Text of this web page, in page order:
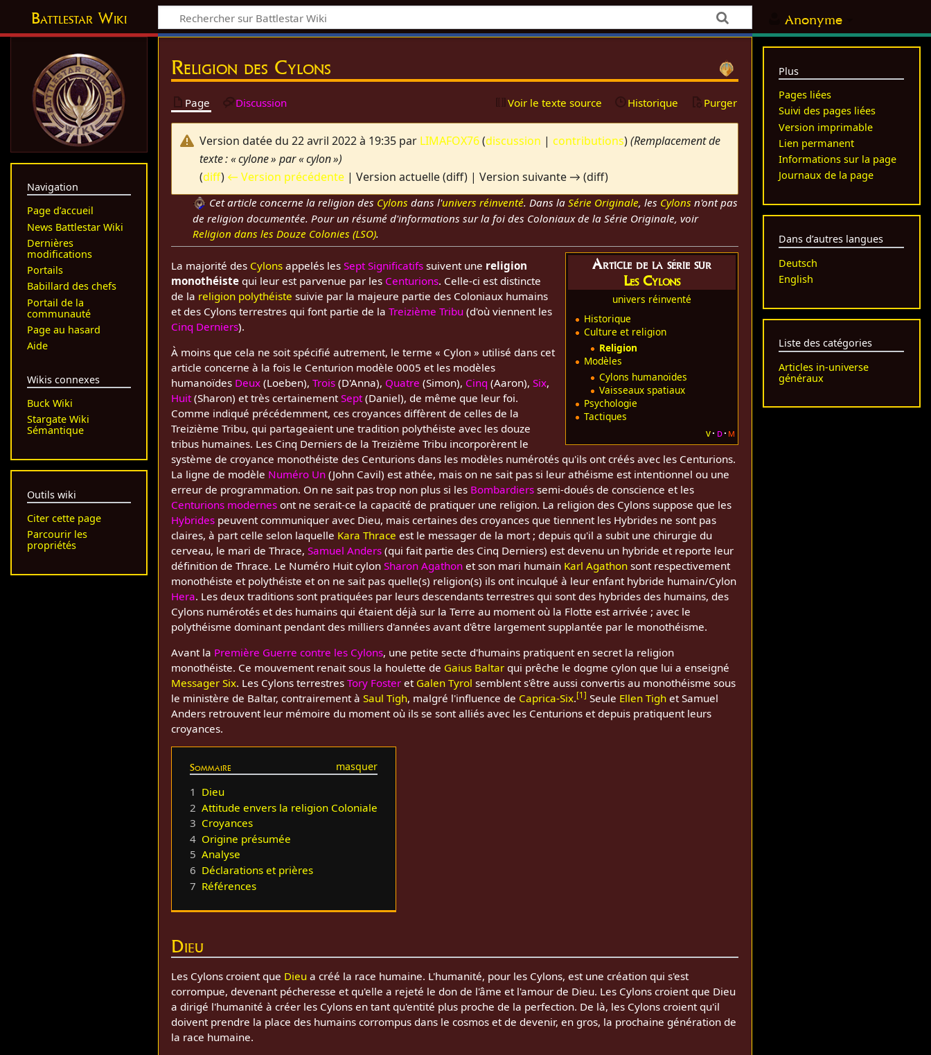
Anonyme
Battlestar Wiki
Religion des Cylons
Page Discussion Voir le texte source Historique Purger
Version datée du 22 avril 2022 à 19:35 par LIMAFOX76(discussion | contributions)(Remplacement de
texte : « cylone » par « cylon »)
(diff) ← Version précédente | Version actuelle (diff) | Version suivante → (diff)
Cet article concerne la religion des Cylons dans l'univers réinventé. Dans la Série Originale, les Cylons n'ont pas
de religion documentée. Pour un résumé d'informations sur la foi des Coloniaux de la Série Originale, voir
Religion dans les Douze Colonies (LSO).
Article de la série sur
Les Cylons
univers réinventé
Historique
Culture et religion
Religion
Modèles
Cylons humanoïdes
Vaisseaux spatiaux
Psychologie
Tactiques
v d m
La majorité des Cylons appelés lesSept Significatifs suivent une religion
monothéiste qui leur est parvenue par les Centurions. Celle-ci est distincte
de la religion polythéiste suivie par la majeure partie des Coloniaux humains
et des Cylons terrestres qui font partie de laTreizième Tribu (d'où viennent les
Cinq Derniers).
À moins que cela ne soit spécifié autrement, le terme « Cylon » utilisé dans cet
article concerne à la fois le Centurion modèle 0005 et les modèles
humanoïdes Deux (Loeben),Trois (D'Anna), Quatre (Simon), Cinq (Aaron),Six,
Huit (Sharon) et très certainementSept (Daniel), de même que leur foi.
Comme indiqué précédemment, ces croyances diffèrent de celles de la
Treizième Tribu, qui partageaient une tradition polythéiste avec les douze
tribus humaines. Les Cinq Derniers de la Treizième Tribu incorporèrent le
système de croyance monothéiste des Centurions dans les modèles numérotés qu'ils ont créés avec les Centurions.
La ligne de modèle Numéro Un (John Cavil) est athée, mais on ne sait pas si leur athéisme est intentionnel ou une
erreur de programmation. On ne sait pas trop non plus si les Bombardiers semi-doués de conscience et les
Centurions modernes ont ne serait-ce la capacité de pratiquer une religion. La religion des Cylons suppose que les
Hybrides peuvent communiquer avec Dieu, mais certaines des croyances que tiennent les Hybrides ne sont pas
claires, à part celle selon laquelle Kara Thrace est le messager de la mort ; depuis qu'il a subit une chirurgie du
cerveau, le mari de Thrace,Samuel Anders (qui fait partie des Cinq Derniers) est devenu un hybride et reporte leur
définition de Thrace. Le Numéro Huit cylonSharon Agathon et son mari humain Karl Agathon sont respectivement
monothéiste et polythéiste et on ne sait pas quelle(s) religion(s) ils ont inculqué à leur enfant hybride humain/Cylon
Hera. Les deux traditions sont pratiquées par leurs descendants terrestres qui sont des hybrides des humains, des
Cylons numérotés et des humains qui étaient déjà sur la Terre au moment où la Flotte est arrivée ; avec le
polythéisme dominant pendant des milliers d'années avant d'être largement supplantée par le monothéisme.
Avant la Première Guerre contre les Cylons, une petite secte d'humains pratiquent en secret la religion
monothéiste. Ce mouvement renait sous la houlette de Gaius Baltar qui prêche le dogme cylon que lui a enseigné
Messager Six. Les Cylons terrestresTory Foster et Galen Tyrol semblent s'être aussi convertis au monothéisme sous
le ministère de Baltar, contrairement àSaul Tigh, malgré l'influence de Caprica-Six.[1] Seule Ellen Tigh et Samuel
Anders retrouvent leur mémoire du moment où ils se sont alliés avec les Centurions et depuis pratiquent leurs
croyances.
Sommaire
1 Dieu
2 Attitude envers la religion Coloniale
3 Croyances
4 Origine présumée
5 Analyse
6 Déclarations et prières
7 Références
Dieu
Les Cylons croient que Dieu a créé la race humaine. L'humanité, pour les Cylons, est une création qui s'est
corrompue, devenant pécheresse et qu'elle a rejeté le don de l'âme et l'amour de Dieu. Les Cylons croient que Dieu
a dirigé l'humanité à créer les Cylons en tant qu'entité plus proche de la perfection. De là, les Cylons croient qu'il
doivent prendre la place des humains corrompus dans le cosmos et de devenir, en gros, la prochaine génération de
la race humaine.
Navigation
Page d’accueil
News Battlestar Wiki
Dernières
modifications
Portails
Babillard des chefs
Portail de la
communauté
Page au hasard
Aide
Wikis connexes
Buck Wiki
Stargate Wiki
Sémantique
Outils wiki
Citer cette page
Parcourir les
propriétés
Plus
Pages liées
Suivi des pages liées
Version imprimable
Lien permanent
Informations sur la page
Journaux de la page
Dans d’autres langues
Deutsch
English
Liste des catégories
Articles in-universe
généraux